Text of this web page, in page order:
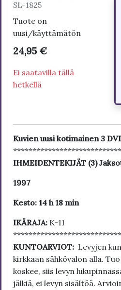
SL-1825
Tuote on
uusi/käyttämätön
24,95 €
Ei saatavilla tällä
hetkellä
Kuvien uusi kotimainen 3
IHMEIDENTEKIJÄT (3)
1997
Kesto: 14 h 18 min
IKÄRAJA: K-11
KUNTOARVIOT: Levyjen
kirkkaan sähkövalon alla.
koskee, siis levyn
jälkiä, ei levyn sisältöä.